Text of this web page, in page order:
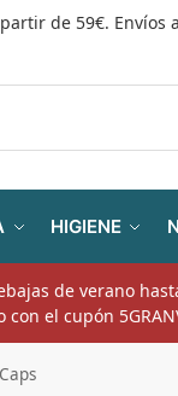
de 59€. Envíos
HIGIENE
de verano
con el cupón